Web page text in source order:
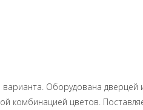
Оборудована
комбинацией цветов.